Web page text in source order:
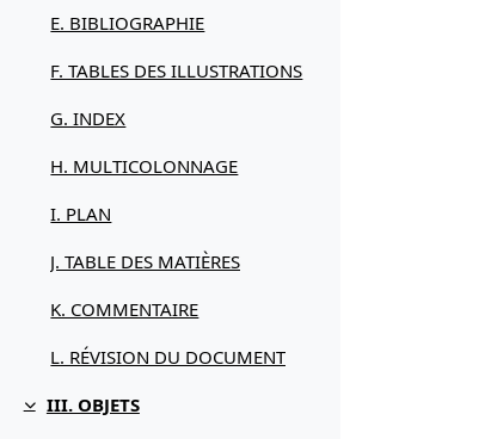
E. BIBLIOGRAPHIE
F. TABLES DES ILLUSTRATIONS
G. INDEX
H. MULTICOLONNAGE
I. PLAN
J. TABLE DES MATIÈRES
K. COMMENTAIRE
L. RÉVISION DU DOCUMENT
Replier
III. OBJETS